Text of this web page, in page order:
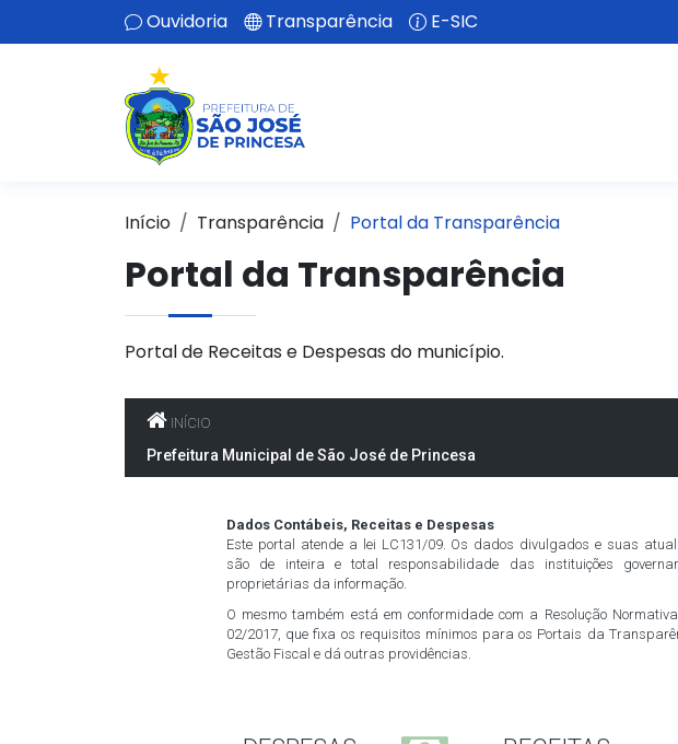
Ouvidoria Transparência E-SIC
Início Transparência Portal da Transparência
Portal da Transparência
Portal de Receitas e Despesas do município.